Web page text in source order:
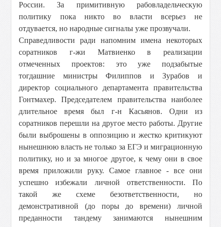
России. За примитивную рабовладельческую
политику пока никто во власти всерьез не
отдувается, но народные сигналы уже прозвучали.
Справедливости ради напомним имена некоторых
соратников г-жи Матвиенко в реализации
отмеченных проектов: это уже подзабытые
тогдашние министры Филиппов и Зурабов и
директор социального департамента правительства
Гонтмахер. Председателем правительства наиболее
длительное время был г-н Касьянов. Одни из
соратников перешли на другое место работы. Другие
были выброшены в оппозицию и жестко критикуют
нынешнюю власть не только за ЕГЭ и миграционную
политику, но и за многое другое, к чему они в свое
время приложили руку. Самое главное - все они
успешно избежали личной ответственности. По
такой же схеме безответственности, но
демонстративной (до поры до времени) личной
преданности тандему занимаются нынешним